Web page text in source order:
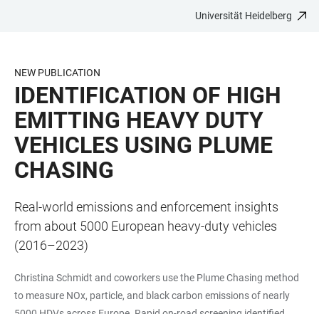
BARRIEREFREIHEIT
Universität Heidelberg
NEW PUBLICATION
IDENTIFICATION OF HIGH
EMITTING HEAVY DUTY
VEHICLES USING PLUME
CHASING
Real-world emissions and enforcement insights
from about 5000 European heavy-duty vehicles
(2016–2023)
Christina Schmidt and coworkers use the Plume Chasing method
to measure NOx, particle, and black carbon emissions of nearly